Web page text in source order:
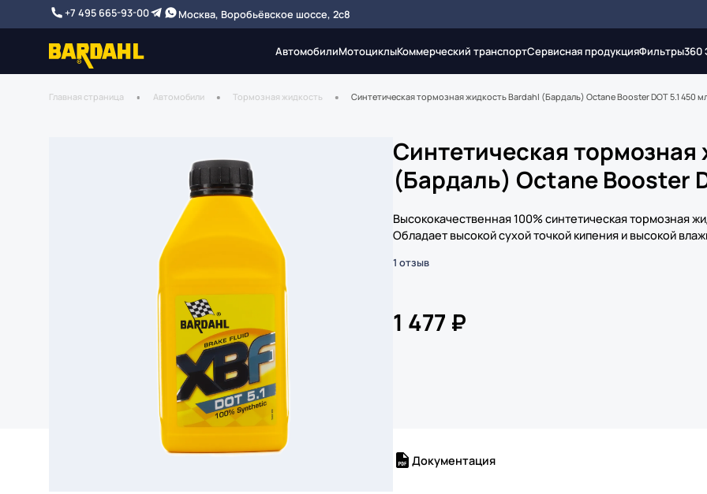
+7 495 665-93-00 Москва, Воробьёвское шоссе, 2с8
АвтомобилиМотоциклыКоммерческий транспортСервисная продукцияФильтры360
Главная страница Автомобили Тормозная жидкость Синтетическая тормозная жидкость Bardahl (Бардаль) Octane Booster DOT 5.1 450
Синтетическая тормозная
(Бардаль) Octane Booster
Высококачественная 100% синтетическая тормозная
Обладает высокой сухой точкой кипения и высокой
1 отзыв
1 477 ₽
Документация